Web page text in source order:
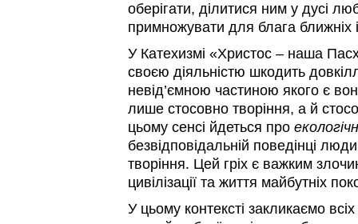
оберігати, ділитися ним у дусі
примножувати для блага ближніх
У Катехизмі «Христос – наша
своєю діяльністю шкодить
невід’ємною частиною якого є
лише стосовно творіння, а й
цьому сенсі йдеться про
безвідповідальній поведінці
творіння. Цей гріх є важким
цивілізації та життя майбутніх
У цьому контексті закликаємо